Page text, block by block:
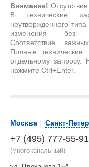
Внимание!
В технические
неутвержденного
изменения без
Соответствие
Полные технические
отдельному
нажмите Ctrl+Enter.
Москва | Санкт-
+7 (495) 777-55-91
(многоканальный)